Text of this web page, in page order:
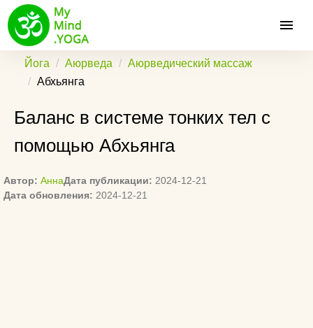
Йога Аюрведа
Аюрведический массаж
Абхьянга
Баланс в системе тонких тел с
помощью Абхьянга
Автор: АннаДата публикации: 2024-12-21
Дата обновления: 2024-12-21